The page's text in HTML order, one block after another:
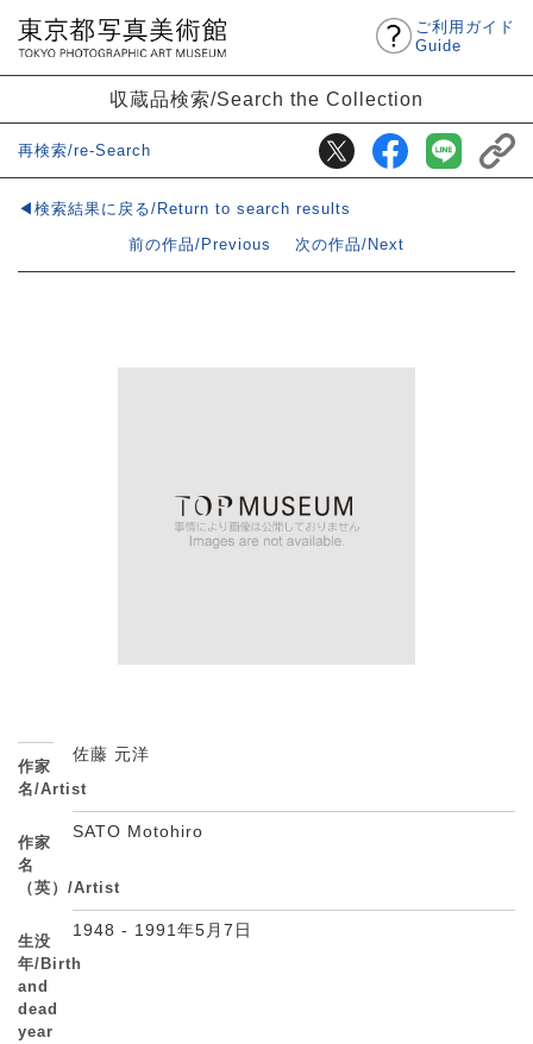
ご利用ガイド
Guide
収蔵品検索/Search the Collection
再検索/re-Search
◀検索結果に戻る/Return to search results
前の作品/Previous
次の作品/Next
作家
名/Artist
佐藤 元洋
作家
名
（英）/Artist
SATO Motohiro
生没
年/Birth
and
dead
year
1948 - 1991年5月7日